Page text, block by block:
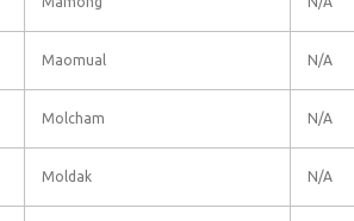
Maomual N/A
Molcham N/A
Moldak N/A